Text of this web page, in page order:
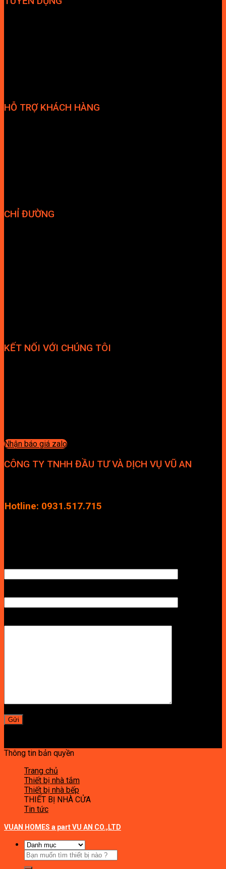
HỖ TRỢ KHÁCH HÀNG
CHỈ ĐƯỜNG
KẾT NỐI VỚI CHÚNG TÔI
Nhận báo giá zalo
CÔNG TY TNHH ĐẦU TƯ VÀ DỊCH VỤ VŨ AN
Hotline: 0931.517.715
Thông tin bản quyền
Trang chủ
Thiết bị nhà tắm
Thiết bị nhà bếp
THIẾT BỊ NHÀ CỬA
Tin tức
VUAN HOMES a part VU AN CO.,LTD
Tìm
kiếm: